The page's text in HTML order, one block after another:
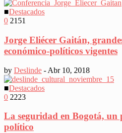
■Destacados
0 2151
Jorge Eliécer Gaitán,
económico-políticos vigentes
by Deslinde - Abr 10, 2018
■Destacados
0 2223
La seguridad en Bogotá, un
político